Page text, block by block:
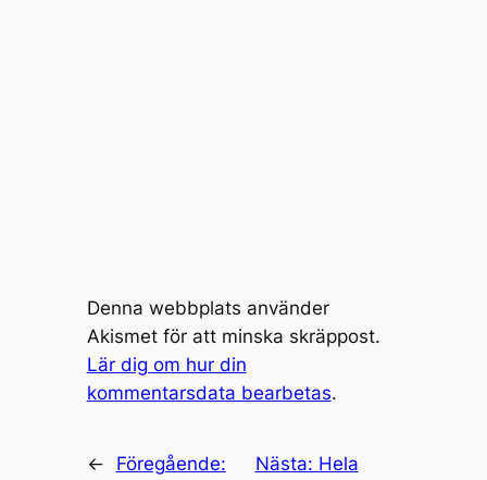
Denna webbplats använder
Akismet för att minska skräppost.
Lär dig om hur din
kommentarsdata bearbetas.
←
Föregående:
Nästa: Hela